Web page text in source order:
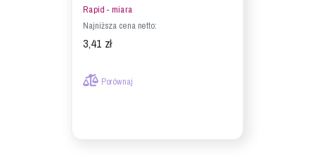
Rapid - miara
Najniższa cena netto:
3,41 zł
Porównaj